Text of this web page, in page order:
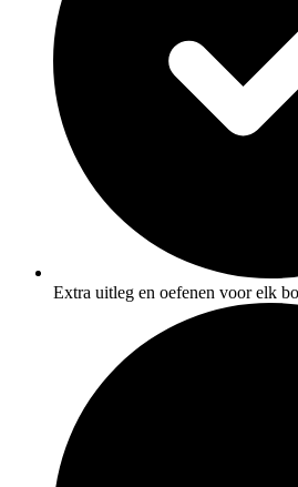
Extra uitleg en oefenen voor elk